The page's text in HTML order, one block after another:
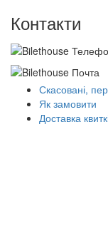
Контакти
Скасовані,
Як замовити
Доставка